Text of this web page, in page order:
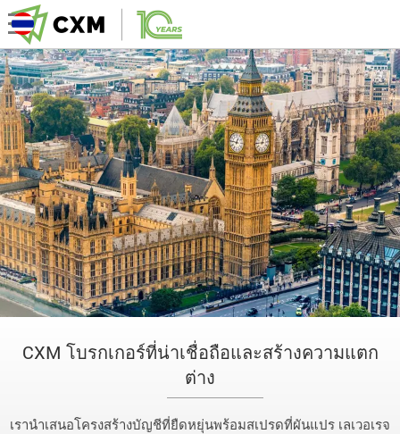
CXM โบรกเกอร์ที่น่าเชื่อถือและสร้างความแตก
ต่าง
เรานำเสนอโครงสร้างบัญชีที่ยืดหยุ่นพร้อมสเปรดที่ผันแปร เลเวอเรจ